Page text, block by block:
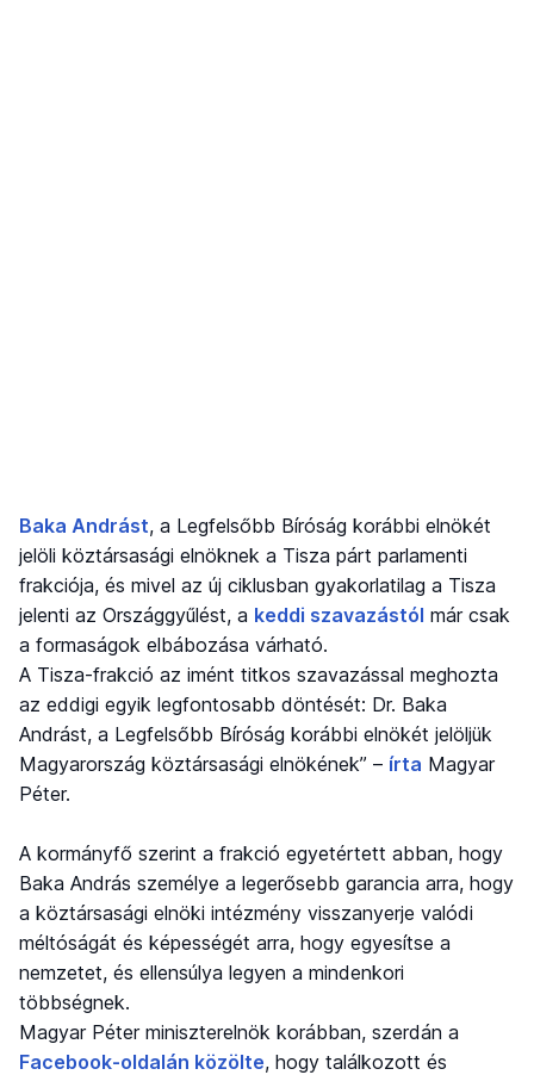
Baka Andrást, a Legfelsőbb Bíróság korábbi elnökét
jelöli köztársasági elnöknek a Tisza párt parlamenti
frakciója, és mivel az új ciklusban gyakorlatilag a Tisza
jelenti az Országgyűlést, a keddi szavazástól már csak
a formaságok elbábozása várható.
A Tisza-frakció az imént titkos szavazással meghozta
az eddigi egyik legfontosabb döntését: Dr. Baka
Andrást, a Legfelsőbb Bíróság korábbi elnökét jelöljük
Magyarország köztársasági elnökének” – írta Magyar
Péter.
A kormányfő szerint a frakció egyetértett abban, hogy
Baka András személye a legerősebb garancia arra, hogy
a köztársasági elnöki intézmény visszanyerje valódi
méltóságát és képességét arra, hogy egyesítse a
nemzetet, és ellensúlya legyen a mindenkori
többségnek.
Magyar Péter miniszterelnök korábban, szerdán a
Facebook-oldalán közölte, hogy találkozott és